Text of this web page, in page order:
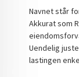
Navnet står
Akkurat som
Uendelig
lastingen